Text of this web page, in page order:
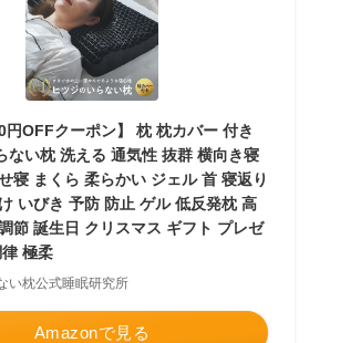
円OFFクーポン】 枕 枕カバー 付き
ない枕 洗える 通気性 抜群 横向き寝
寝 まくら 柔らかい ジェル 首 寝返り
いびき 予防 防止 ゲル 低反発枕 高
節 誕生日 クリスマス ギフト プレゼ
極柔
い枕公式睡眠研究所
Amazonで見る